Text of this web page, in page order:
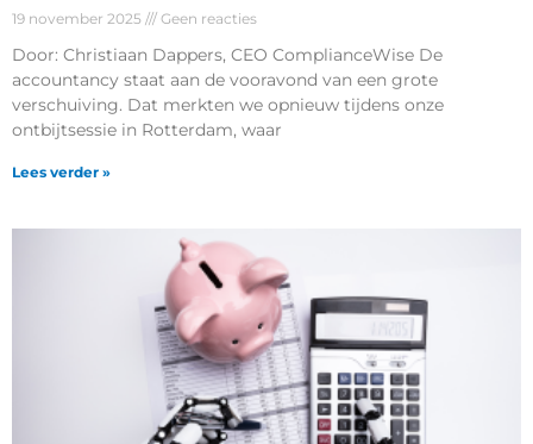
19 november 2025 Geen reacties
Door: Christiaan Dappers, CEO ComplianceWise De
accountancy staat aan de vooravond van een grote
verschuiving. Dat merkten we opnieuw tijdens onze
ontbijtsessie in Rotterdam, waar
Lees verder »